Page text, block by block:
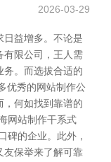
2026-03-29
日益增多。不论是
有限公司，王人需
务。而选拔合适的
优秀的网站制作公
，何如找到靠谱的
网站制作干系式
碑的企业。此外，
友保举来了解可靠